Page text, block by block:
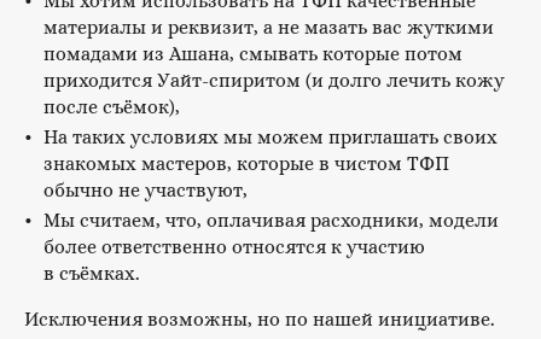
материалы и реквизит, а не мазать вас жуткими
помадами из Ашана, смывать которые потом
приходится Уайт-спиритом (и долго лечить кожу
после съёмок),
На таких условиях мы можем приглашать своих
знакомых мастеров, которые в чистом ТФП
обычно не участвуют,
Мы считаем, что, оплачивая расходники, модели
более ответственно относятся к участию
в съёмках.
Исключения возможны, но по нашей инициативе.